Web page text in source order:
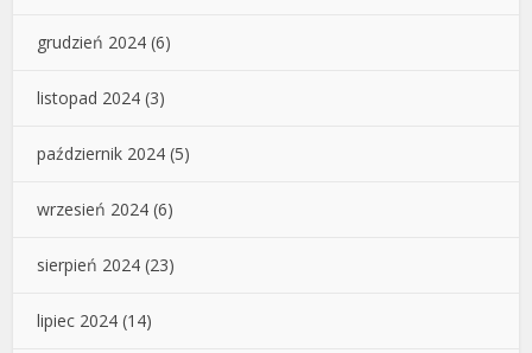
grudzień 2024 (6)
listopad 2024 (3)
październik 2024 (5)
wrzesień 2024 (6)
sierpień 2024 (23)
lipiec 2024 (14)